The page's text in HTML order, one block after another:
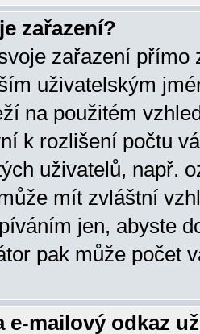
zařazení?
zařazení přímo
uživatelským
na použitém
k rozlišení počtu
uživatelů, např.
mít zvláštní
jen, abyste
pak může počet
e-mailový odkaz